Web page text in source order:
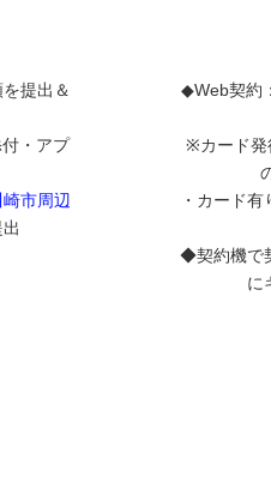
提出＆
・アプ
市周辺
◆Web契約
※カード発
・カード
◆契約機で
に